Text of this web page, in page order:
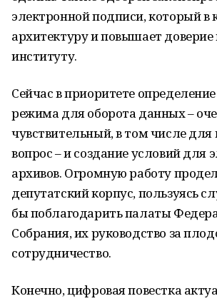
электронной подписи, который в
архитектуру и повышает доверие
институту.
Сейчас в приоритете
режима для оборота данных –
чувствительный, в том числе для
вопрос – и создание условий для
архивов. Огромную работу
депутатский корпус, пользуясь
бы поблагодарить палаты
Собрания, их руководство за
сотрудничество.
Конечно, цифровая повестка